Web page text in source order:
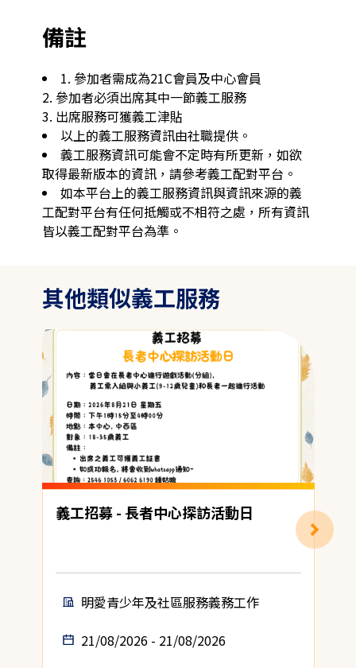
備註
1. 參加者需成為21C會員及中心會員
2. 參加者必須出席其中一節義工服務
3. 出席服務可獲義工津貼
以上的義工服務資訊由社職提供。
義工服務資訊可能會不定時有所更新，如欲
取得最新版本的資訊，請參考義工配對平台。
如本平台上的義工服務資訊與資訊來源的義
工配對平台有任何抵觸或不相符之處，所有資訊
皆以義工配對平台為準。
其他類似義工服務
義工招募 - 長者中心探訪活動日
明愛青少年及社區服務義務工作
21/08/2026 - 21/08/2026